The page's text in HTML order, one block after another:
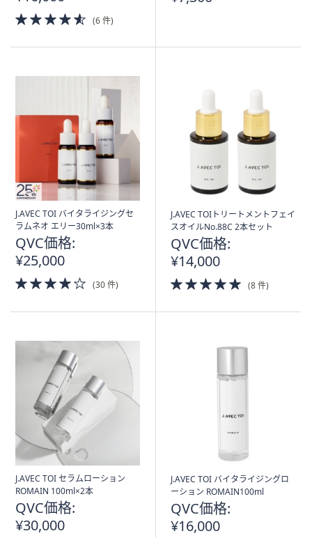
4.5
of
(6 件)
J.AVEC TOI バイタライジングセ
ラムネオ エリー30ml×3本
QVC価格:
¥25,000
4.0
of
(30 件)
J.AVEC TOIトリートメントフェイ
スオイルNo.88C 2本セット
QVC価格:
¥14,000
5.0
of
(8 件)
J.AVEC TOI セラムローション
ROMAIN 100ml×2本
QVC価格:
¥30,000
J.AVEC TOI バイタライジングロ
ーション ROMAIN100ml
QVC価格:
¥16,000